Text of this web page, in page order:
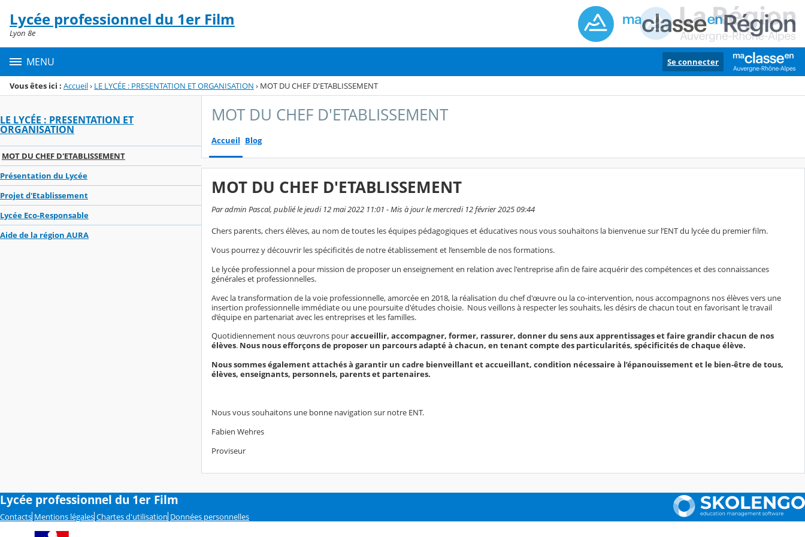
Menu de la rubrique
Contenu
Lycée professionnel du 1er Film
Lyon 8e
MENU Se connecter
Vous êtes ici : Accueil› LE LYCÉE : PRESENTATION ET ORGANISATION › MOT DU CHEF D'ETABLISSEMENT
LE LYCÉE : PRESENTATION ET
ORGANISATION
MOT DU CHEF D'ETABLISSEMENT
Présentation du Lycée
Projet d'Etablissement
Lycée Eco-Responsable
Aide de la région AURA
MOT DU CHEF D'ETABLISSEMENT
Accueil Blog
MOT DU CHEF D'ETABLISSEMENT
Par admin Pascal, publié le jeudi 12 mai 2022 11:01 - Mis à jour le mercredi 12 février 2025 09:44
Chers parents, chers élèves, au nom de toutes les équipes pédagogiques et éducatives nous vous souhaitons la bienvenue sur l’ENT du lycée du premier film.
Vous pourrez y découvrir les spécificités de notre établissement et l’ensemble de nos formations.
Le lycée professionnel a pour mission de proposer un enseignement en relation avec l'entreprise afin de faire acquérir des compétences et des connaissances
générales et professionnelles.
Avec la transformation de la voie professionnelle, amorcée en 2018, la réalisation du chef d'œuvre ou la co-intervention, nous accompagnons nos élèves vers une
insertion professionnelle immédiate ou une poursuite d'études choisie. Nous veillons à respecter les souhaits, les désirs de chacun tout en favorisant le travail
d’équipe en partenariat avec les entreprises et les familles.
Quotidiennement nous œuvrons pouraccueillir, accompagner, former, rassurer, donner du sens aux apprentissages et faire grandir chacun de nos
élèves. Nous nous efforçons de proposer un parcours adapté à chacun, en tenant compte des particularités, spécificités de chaque élève.
Nous sommes également attachés à garantir un cadre bienveillant et accueillant, condition nécessaire à l’épanouissement et le bien-être de tous,
élèves, enseignants, personnels, parents et partenaires.
Nous vous souhaitons une bonne navigation sur notre ENT.
Fabien Wehres
Proviseur
Lycée professionnel du 1er Film
Contacts Mentions légales Chartes d'utilisation Données personnelles